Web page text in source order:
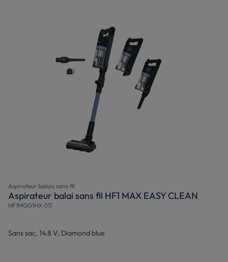
Aspirateur balais sans fil
Aspirateur balai sans fil HF1 MAX EASY CLEAN
HF1MGG1HX 011
Sans sac, 14.8 V, Diamond blue